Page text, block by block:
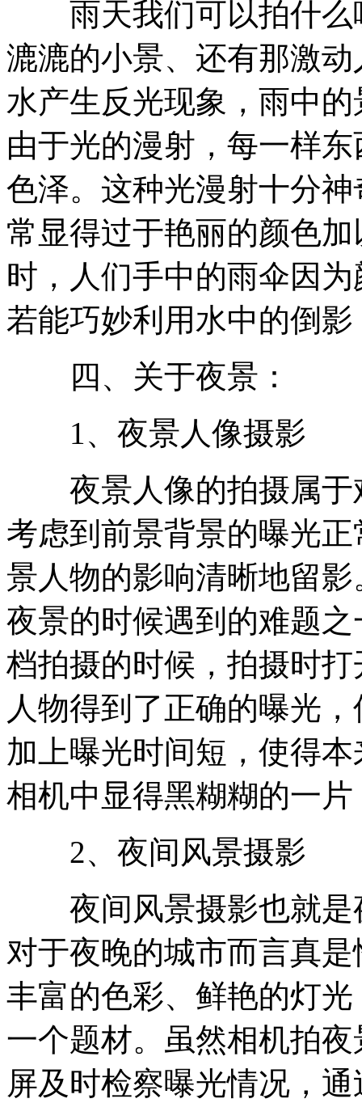
雨天我们可以拍什么
漉漉的小景、还有那激
水产生反光现象，雨中
由于光的漫射，每一样
色泽。这种光漫射十分
常显得过于艳丽的颜色
时，人们手中的雨伞因
若能巧妙利用水中的倒
四、关于夜景：
1、夜景人像摄影
夜景人像的拍摄属于
考虑到前景背景的曝光
景人物的影响清晰地留
夜景的时候遇到的难题
档拍摄的时候，拍摄时
人物得到了正确的曝光
加上曝光时间短，使得
相机中显得黑糊糊的一片
2、夜间风景摄影
夜间风景摄影也就是
对于夜晚的城市而言真
丰富的色彩、鲜艳的灯
一个题材。虽然相机拍
屏及时检察曝光情况，